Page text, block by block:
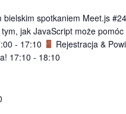
bielskim spotkaniem Meet.js
jak JavaScript może
- 17:10
Rejestracja &
17:10 - 18:10